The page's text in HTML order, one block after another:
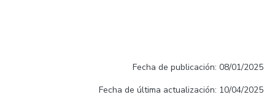
Fecha de publicación: 08/01/2025
Fecha de última actualización: 10/04/2025